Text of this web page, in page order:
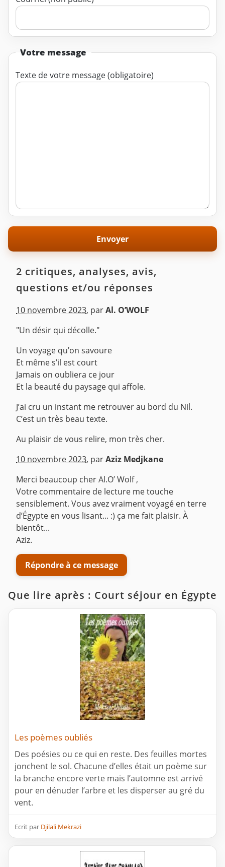
Votre message
Texte de votre message (obligatoire)
2 critiques, analyses, avis,
questions et/ou réponses
10 novembre 2023, parAl. O’WOLF
"Un désir qui décolle."
Un voyage qu’on savoure
Et même s’il est court
Jamais on oubliera ce jour
Et la beauté du paysage qui affole.
J’ai cru un instant me retrouver au bord du Nil.
C’est un très beau texte.
Au plaisir de vous relire, mon très cher.
^
10 novembre 2023, parAziz Medjkane
Merci beaucoup cher Al.O’ Wolf ,
Votre commentaire de lecture me touche
sensiblement. Vous avez vraiment voyagé en terre
d’Égypte en vous lisant... :) ça me fait plaisir. À
bientôt...
Aziz.
Répondre à ce message
Que lire après : Court séjour en Égypte
Les poèmes oubliés
Des poésies ou ce qui en reste. Des feuilles mortes
jonchent le sol. Chacune d’elles était un poème sur
la branche encore verte mais l’automne est arrivé
pour en dénuder l’arbre et les disperser au gré du
vent.
Ecrit par Djilali Mekrazi